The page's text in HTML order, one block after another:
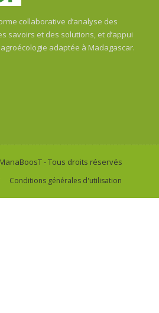
collaborative d’analyse des
savoirs et des solutions, et d’appui
adaptée à Madagascar.
- Tous droits réservés
Conditions générales d'utilisation